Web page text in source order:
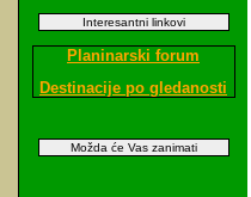
Interesantni linkovi
Planinarski forum
Destinacije po gledanosti
Možda će Vas zanimati